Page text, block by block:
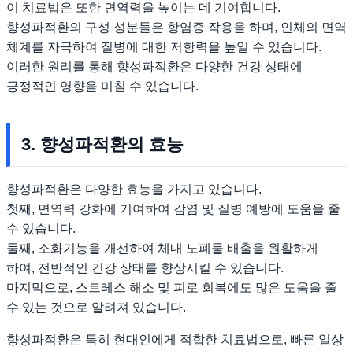
이 치료법은 또한 면역력을 높이는 데 기여합니다.
향성파적환의 구성 성분들은 항염증 작용을 하며, 인체의 면역
체계를 자극하여 질병에 대한 저항력을 높일 수 있습니다.
이러한 원리를 통해 향성파적환은 다양한 건강 상태에
긍정적인 영향을 미칠 수 있습니다.
3. 향성파적환의 효능
향성파적환은 다양한 효능을 가지고 있습니다.
첫째, 면역력 강화에 기여하여 감염 및 질병 예방에 도움을 줄
수 있습니다.
둘째, 소화기능을 개선하여 체내 노폐물 배출을 원활하게
하여, 전반적인 건강 상태를 향상시킬 수 있습니다.
마지막으로, 스트레스 해소 및 피로 회복에도 많은 도움을 줄
수 있는 것으로 알려져 있습니다.
향성파적환은 특히 현대인에게 적합한 치료법으로, 빠른 일상